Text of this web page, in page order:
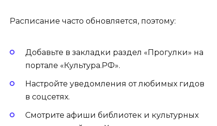
Расписание часто обновляется, поэтому:
Добавьте в закладки раздел «Прогулки» на
портале «Культура.РФ».
Настройте уведомления от любимых гидов
в соцсетях.
Смотрите афиши библиотек и культурных